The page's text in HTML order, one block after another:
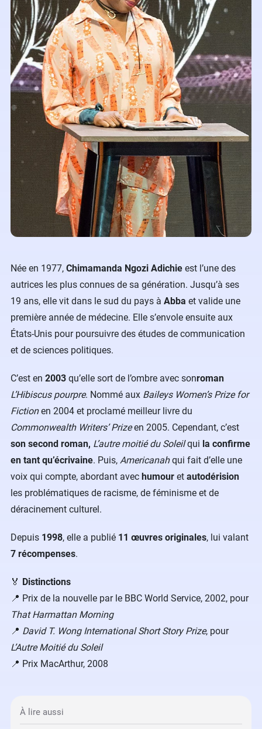
Née en 1977, Chimamanda Ngozi Adichie est l’une des
autrices les plus connues de sa génération. Jusqu’à ses
19 ans, elle vit dans le sud du pays à Abba et valide une
première année de médecine. Elle s’envole ensuite aux
États-Unis pour poursuivre des études de communication
et de sciences politiques.
C’est en 2003 qu’elle sort de l’ombre avec sonroman
L’Hibiscus pourpre. Nommé aux Baileys Women’s Prize for
Fictionen 2004 et proclamé meilleur livre du
Commonwealth Writers’ Prizeen 2005. Cependant, c’est
son second roman, L’autre moitié du Soleilqui la confirme
en tant qu’écrivaine. Puis, Americanahqui fait d’elle une
voix qui compte, abordant avec humour et autodérision
les problématiques de racisme, de féminisme et de
déracinement culturel.
Depuis 1998, elle a publié 11 œuvres originales, lui valant
7 récompenses.
🏅 Distinctions
📍 Prix de la nouvelle par le BBC World Service, 2002, pour
That Harmattan Morning
📍 David T. Wong International Short Story Prize, pour
L’Autre Moitié du Soleil
📍 Prix MacArthur, 2008
À lire aussi